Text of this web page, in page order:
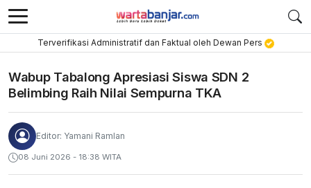
Terverifikasi Administratif dan Faktual oleh Dewan Pers
Wabup Tabalong Apresiasi Siswa SDN 2
Belimbing Raih Nilai Sempurna TKA
Editor: Yamani Ramlan
08 Juni 2026 - 18:38 WITA